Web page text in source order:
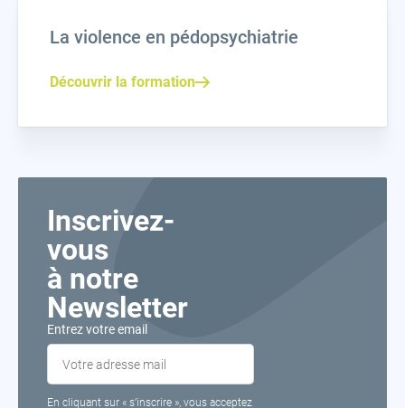
La violence en pédopsychiatrie
Découvrir la formation
Inscrivez-
vous
à notre
Newsletter
Entrez votre email
En cliquant sur « s’inscrire », vous acceptez